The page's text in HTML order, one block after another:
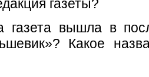
газеты?
газета вышла в
Какое